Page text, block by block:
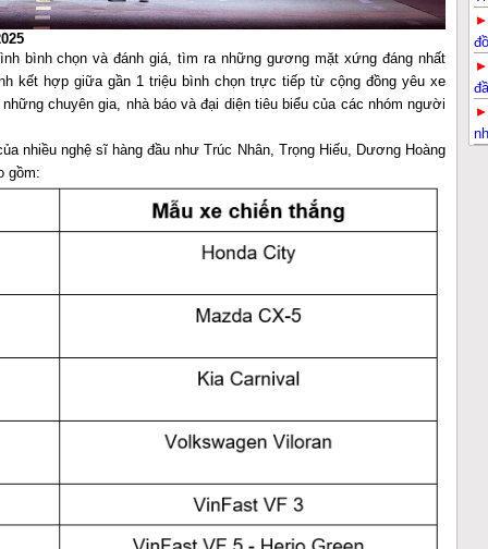
bình chọn và đánh giá, tìm ra những gương mặt xứng đáng nhất
kết hợp giữa gần 1 triệu bình chọn trực tiếp từ cộng đồng yêu xe
chuyên gia, nhà báo và đại diện tiêu biểu của các nhóm người
nhiều nghệ sĩ hàng đầu như Trúc Nhân, Trọng Hiếu, Dương Hoàng
gồm: